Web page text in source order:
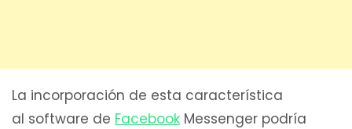
La incorporación de esta característica
al software de Facebook Messenger podría